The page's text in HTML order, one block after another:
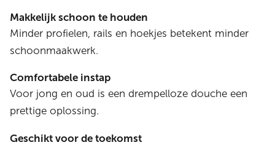
Makkelijk schoon te houden
Minder profielen, rails en hoekjes betekent minder
schoonmaakwerk.
Comfortabele instap
Voor jong en oud is een drempelloze douche een
prettige oplossing.
Geschikt voor de toekomst